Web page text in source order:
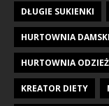
DŁUGIE SUKIENKI
HURTOWNIA
HURTOWNIA
KREATOR DIETY